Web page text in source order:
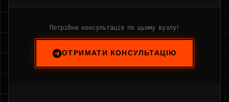
Потрібна консультація по цьому вузлу?
ОТРИМАТИ КОНСУЛЬТАЦІЮ